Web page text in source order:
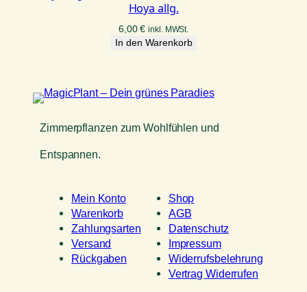
Hoya allg.
6,00€ inkl. MWSt.
In den Warenkorb
Zimmerpflanzen zum Wohlfühlen und
Entspannen.
Mein Konto
Warenkorb
Zahlungsarten
Versand
Rückgaben
Shop
AGB
Datenschutz
Impressum
Widerrufsbelehrung
Vertrag Widerrufen